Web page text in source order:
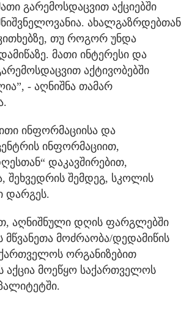
გარემოსდაცვით აქციებში
ახალგაზრდებთან
თუ როგორ უნდა
მათი ინტერესი და
აქტივობებში
- აღნიშნა თამარ
ინფორმაციისა და
ინფორმაციით,
დაკავშირებით,
შეხვედრის შემდეგ, სკოლის
დარგეს.
აღნიშნული დღის ფარგლებში
მოძრაობა/დედამიწის
ორგანიზებით
აქცია მოეწყო საქართველოს